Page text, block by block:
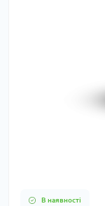
В наявності